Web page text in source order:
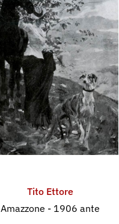
Tito Ettore
Amazzone - 1906 ante